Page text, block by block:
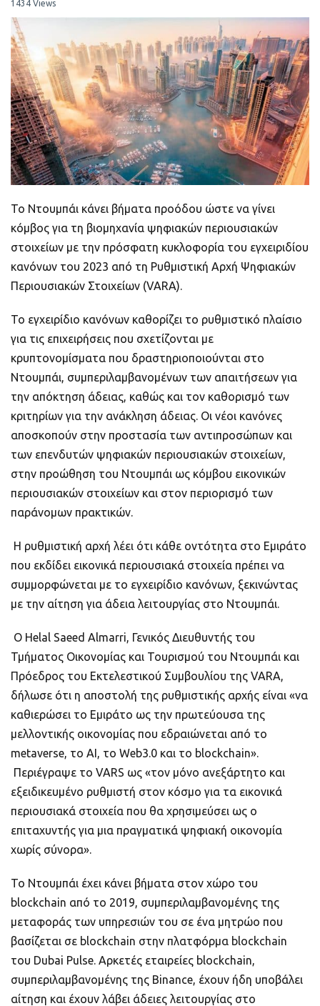
1434 Views
Το Ντουμπάι κάνει βήματα προόδου ώστε να γίνει
κόμβος για τη βιομηχανία ψηφιακών περιουσιακών
στοιχείων με την πρόσφατη κυκλοφορία του εγχειριδίου
κανόνων του 2023 από τη Ρυθμιστική Αρχή Ψηφιακών
Περιουσιακών Στοιχείων (VARA).
Το εγχειρίδιο κανόνων καθορίζει το ρυθμιστικό πλαίσιο
για τις επιχειρήσεις που σχετίζονται με
κρυπτονομίσματα που δραστηριοποιούνται στο
Ντουμπάι, συμπεριλαμβανομένων των απαιτήσεων για
την απόκτηση άδειας, καθώς και τον καθορισμό των
κριτηρίων για την ανάκληση άδειας. Οι νέοι κανόνες
αποσκοπούν στην προστασία των αντιπροσώπων και
των επενδυτών ψηφιακών περιουσιακών στοιχείων,
στην προώθηση του Ντουμπάι ως κόμβου εικονικών
περιουσιακών στοιχείων και στον περιορισμό των
παράνομων πρακτικών.
Η ρυθμιστική αρχή λέει ότι κάθε οντότητα στο Εμιράτο
που εκδίδει εικονικά περιουσιακά στοιχεία πρέπει να
συμμορφώνεται με το εγχειρίδιο κανόνων, ξεκινώντας
με την αίτηση για άδεια λειτουργίας στο Ντουμπάι.
Ο Helal Saeed Almarri, Γενικός Διευθυντής του
Τμήματος Οικονομίας και Τουρισμού του Ντουμπάι και
Πρόεδρος του Εκτελεστικού Συμβουλίου της VARA,
δήλωσε ότι η αποστολή της ρυθμιστικής αρχής είναι «να
καθιερώσει το Εμιράτο ως την πρωτεύουσα της
μελλοντικής οικονομίας που εδραιώνεται από το
metaverse, το AI, το Web3.0 και το blockchain».
Περιέγραψε το VARS ως «τον μόνο ανεξάρτητο και
εξειδικευμένο ρυθμιστή στον κόσμο για τα εικονικά
περιουσιακά στοιχεία που θα χρησιμεύσει ως ο
επιταχυντής για μια πραγματικά ψηφιακή οικονομία
χωρίς σύνορα».
Το Ντουμπάι έχει κάνει βήματα στον χώρο του
blockchain από το 2019, συμπεριλαμβανομένης της
μεταφοράς των υπηρεσιών του σε ένα μητρώο που
βασίζεται σε blockchain στην πλατφόρμα blockchain
του Dubai Pulse. Αρκετές εταιρείες blockchain,
συμπεριλαμβανομένης της Binance, έχουν ήδη υποβάλει
αίτηση και έχουν λάβει άδειες λειτουργίας στο
ποιοτικό
Πορτοφόλια Κρυπτονομισμάτων
Metamask τι είναι και πως λειτουργεί αυτό
το πορτοφόλι;
Τι είναι τα NFTs
Νομοθεσία